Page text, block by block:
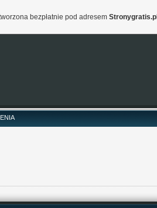
bezpłatnie pod adresem Stronygratis.pl